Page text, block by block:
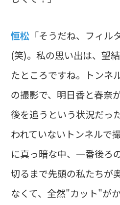
恒松 「そうだね、フィ
(笑)。私の思い出は、望
たところですね。トンネ
の撮影で、明日香と春奈
後を追うという状況だっ
われていないトンネルで
に真っ暗な中、一番後ろ
切るまで先頭の私たちが
なくて、全然"カット"が